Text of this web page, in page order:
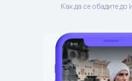
Как да се обадите до